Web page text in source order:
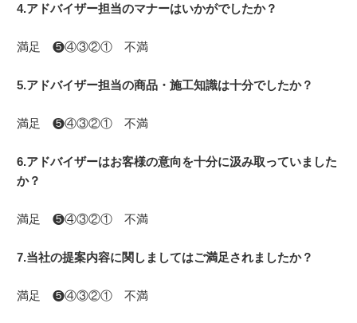
4.アドバイザー担当のマナーはいかがでしたか？
満足 ❺④③②① 不満
5.アドバイザー担当の商品・施工知識は十分でしたか？
満足 ❺④③②① 不満
6.アドバイザーはお客様の意向を十分に汲み取っていました
か？
満足 ❺④③②① 不満
7.当社の提案内容に関しましてはご満足されましたか？
満足 ❺④③②① 不満